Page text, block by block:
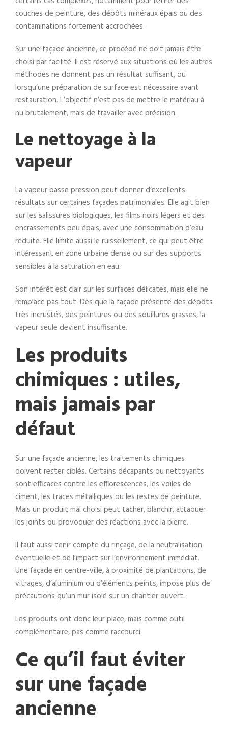
couches de peinture, des dépôts minéraux épais ou des
contaminations fortement accrochées.
Sur une façade ancienne, ce procédé ne doit jamais être
choisi par facilité. Il est réservé aux situations où les autres
méthodes ne donnent pas un résultat suffisant, ou
lorsqu’une préparation de surface est nécessaire avant
restauration. L’objectif n’est pas de mettre le matériau à
nu brutalement, mais de travailler avec précision.
Le nettoyage à la
vapeur
La vapeur basse pression peut donner d’excellents
résultats sur certaines façades patrimoniales. Elle agit bien
sur les salissures biologiques, les films noirs légers et des
encrassements peu épais, avec une consommation d’eau
réduite. Elle limite aussi le ruissellement, ce qui peut être
intéressant en zone urbaine dense ou sur des supports
sensibles à la saturation en eau.
Son intérêt est clair sur les surfaces délicates, mais elle ne
remplace pas tout. Dès que la façade présente des dépôts
très incrustés, des peintures ou des souillures grasses, la
vapeur seule devient insuffisante.
Les produits
chimiques : utiles,
mais jamais par
défaut
Sur une façade ancienne, les traitements chimiques
doivent rester ciblés. Certains décapants ou nettoyants
sont efficaces contre les efflorescences, les voiles de
ciment, les traces métalliques ou les restes de peinture.
Mais un produit mal choisi peut tacher, blanchir, attaquer
les joints ou provoquer des réactions avec la pierre.
Il faut aussi tenir compte du rinçage, de la neutralisation
éventuelle et de l’impact sur l’environnement immédiat.
Une façade en centre-ville, à proximité de plantations, de
vitrages, d’aluminium ou d’éléments peints, impose plus de
précautions qu’un mur isolé sur un chantier ouvert.
Les produits ont donc leur place, mais comme outil
complémentaire, pas comme raccourci.
Ce qu’il faut éviter
sur une façade
ancienne